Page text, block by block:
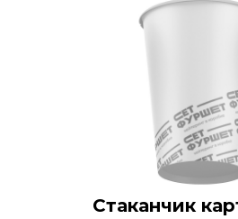
Стаканчик